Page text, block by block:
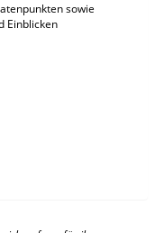
sowie
Einblicken